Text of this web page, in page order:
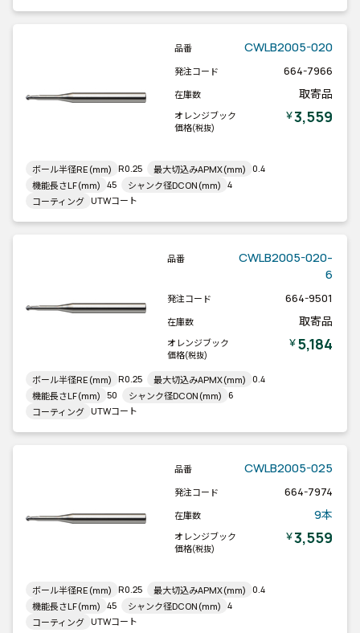
品番 CWLB2005-020
発注コード 664-7966
在庫数 取寄品
オレンジブック
価格(税抜)
￥3,559
ボール半径RE(mm) R0.25 最大切込みAPMX(mm) 0.4
機能長さLF(mm) 45 シャンク径DCON(mm) 4
コーティング UTWコート
品番
CWLB2005-020-
6
発注コード 664-9501
在庫数 取寄品
オレンジブック
価格(税抜)
￥5,184
ボール半径RE(mm) R0.25 最大切込みAPMX(mm) 0.4
機能長さLF(mm) 50 シャンク径DCON(mm) 6
コーティング UTWコート
品番 CWLB2005-025
発注コード 664-7974
在庫数 9本
オレンジブック
価格(税抜)
￥3,559
ボール半径RE(mm) R0.25 最大切込みAPMX(mm) 0.4
機能長さLF(mm) 45 シャンク径DCON(mm) 4
コーティング UTWコート